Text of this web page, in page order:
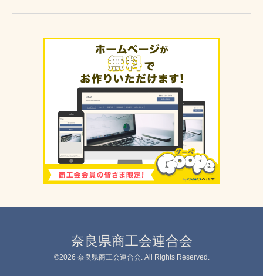
奈良県商工会連合会
©2026 奈良県商工会連合会. All Rights Reserved.